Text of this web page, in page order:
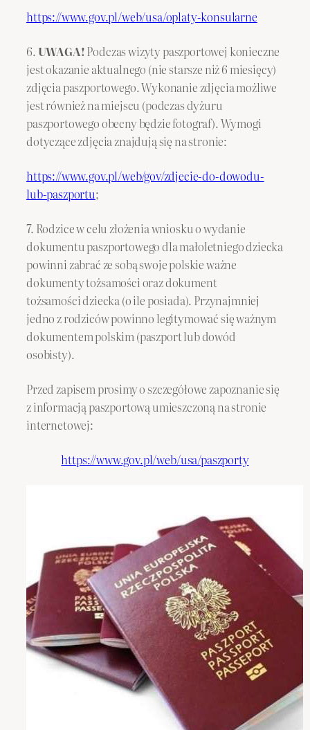
https://www.gov.pl/web/usa/oplaty-konsularne
6. UWAGA!Podczas wizyty paszportowej konieczne
jest okazanie aktualnego (nie starsze niż 6 miesięcy)
zdjęcia paszportowego. Wykonanie zdjęcia możliwe
jest również na miejscu (podczas dyżuru
paszportowego obecny będzie fotograf). Wymogi
dotyczące zdjęcia znajdują się na stronie:
https://www.gov.pl/web/gov/zdjecie-do-dowodu-
lub-paszportu;
7. Rodzice w celu złożenia wniosku o wydanie
dokumentu paszportowego dla małoletniego dziecka
powinni zabrać ze sobą swoje polskie ważne
dokumenty tożsamości oraz dokument
tożsamości dziecka (o ile posiada). Przynajmniej
jedno z rodziców powinno legitymować się ważnym
dokumentem polskim (paszport lub dowód
osobisty).
Przed zapisem prosimy o szczegółowe zapoznanie się
z informacją paszportową umieszczoną na stronie
internetowej:
https://www.gov.pl/web/usa/paszporty